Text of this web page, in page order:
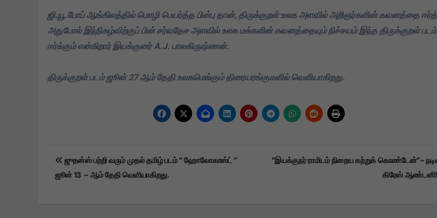
ஜி.யூ.போப் ஆங்கிலத்தில் மொழி பெயர்த்த பின்பு தான், திருக்குறள் உலக அளவில் அறிஞர்களின் கவனத்தை
அதுபோல் இந்நிகழ்விற்குப் பின் சர்வதேச அளவில் உலக மக்களின் கவனத்தையும் நிச்சயம் இந்த திருக்குறள் படம்
ஈர்க்கும் என்கிறார் இயக்குனர் A.J. பாலகிருஷ்ணன்.
திருக்குறள் படம் ஜூன் 27 ஆம் தேதி உலகமெங்கும் திரையரங்குகளில் வெளியாகிறது.
Post
navigation
ஜுதன்ஸ் பற்றி வரும் முதல் தமிழ் படம் ” ஹோலோகாஸ்ட் ”
ஜூன் 13 – ஆம் தேதி வெளியாகிறது.
”இயக்குநர் ராமிடம் நிறைய கற்றுக் கொண்டேன்”-
கிரேஸ் ஆண்டனி!